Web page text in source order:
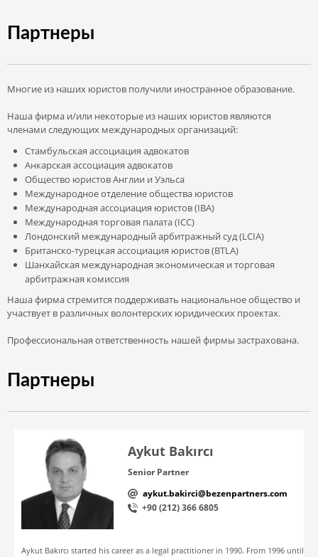
Партнеры
Многие из наших юристов получили иностранное образование.
Наша фирма и/или некоторые из наших юристов являются
членами следующих международных организаций:
Стамбульская ассоциация адвокатов
Анкарская ассоциация адвокатов
Общество юристов Англии и Уэльса
Международное отделение общества юристов
Международная ассоциация юристов (IBA)
Международная торговая палата (ICC)
Лондонский международный арбитражный суд (LCIA)
Британско-турецкая ассоциация юристов (BTLA)
Шанхайская международная экономическая и торговая
арбитражная комиссия
Наша фирма стремится поддерживать национальное общество и
участвует в различных волонтерских юридических проектах.
Профессиональная ответственность нашей фирмы застрахована.
Партнеры
Aykut Bakırcı
Senior Partner
aykut.bakirci@bezenpartners.com
+90 (212) 366 6805
Aykut Bakırcı started his career as a legal practitioner in 1990. From 1996 until